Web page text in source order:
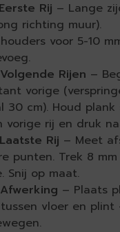
Rij – Lange
richting muur).
voor 5-10
Rijen –
vorige
30 cm). Houd plank
vorige rij en druk
Rij – Meet
punten. Trek 8
Snij op maat.
– Plaats
vloer en plint